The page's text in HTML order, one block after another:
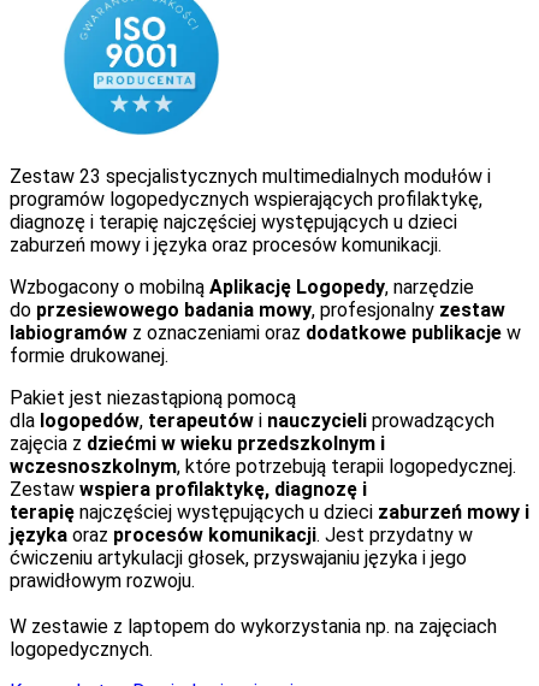
Zestaw 23 specjalistycznych multimedialnych modułów i
programów logopedycznych wspierających profilaktykę,
diagnozę i terapię najczęściej występujących u dzieci
zaburzeń mowy i języka oraz procesów komunikacji.
Wzbogacony o mobilną Aplikację Logopedy, narzędzie
do przesiewowego badania mowy, profesjonalny zestaw
labiogramów z oznaczeniami oraz dodatkowe publikacje w
formie drukowanej.
Pakiet jest niezastąpioną pomocą
dla logopedów, terapeutów i nauczycieli prowadzących
zajęcia z dziećmi w wieku przedszkolnym i
wczesnoszkolnym, które potrzebują terapii logopedycznej.
Zestaw wspiera profilaktykę, diagnozę i
terapię najczęściej występujących u dzieci zaburzeń mowy i
języka oraz procesów komunikacji. Jest przydatny w
ćwiczeniu artykulacji głosek, przyswajaniu języka i jego
prawidłowym rozwoju.
W zestawie z laptopem do wykorzystania np. na zajęciach
logopedycznych.